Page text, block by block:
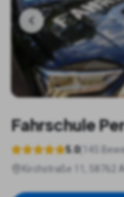
Fahrschule
5.0(
Kirchstraße 11, 58762